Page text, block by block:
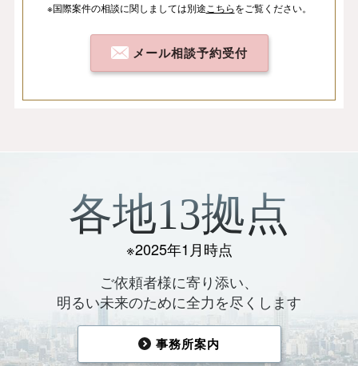
※国際案件の相談に関しましては別途 こちらをご覧ください。
メール相談予約受付
各地13拠点
※2025年1月時点
ご依頼者様に寄り添い、
明るい未来のために全力を尽くします
事務所案内